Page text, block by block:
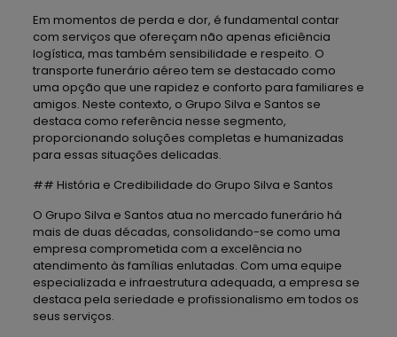
Em momentos de perda e dor, é fundamental contar
com serviços que ofereçam não apenas eficiência
logística, mas também sensibilidade e respeito. O
transporte funerário aéreo tem se destacado como
uma opção que une rapidez e conforto para familiares e
amigos. Neste contexto, o Grupo Silva e Santos se
destaca como referência nesse segmento,
proporcionando soluções completas e humanizadas
para essas situações delicadas.
## História e Credibilidade do Grupo Silva e Santos
O Grupo Silva e Santos atua no mercado funerário há
mais de duas décadas, consolidando-se como uma
empresa comprometida com a excelência no
atendimento às famílias enlutadas. Com uma equipe
especializada e infraestrutura adequada, a empresa se
destaca pela seriedade e profissionalismo em todos os
seus serviços.